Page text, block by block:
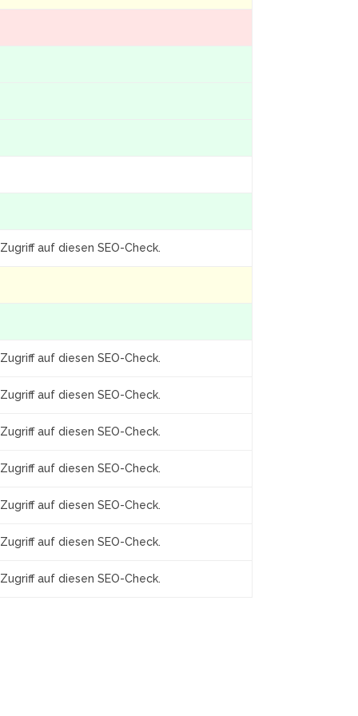
auf diesen SEO-Check.
auf diesen SEO-Check.
auf diesen SEO-Check.
auf diesen SEO-Check.
auf diesen SEO-Check.
auf diesen SEO-Check.
auf diesen SEO-Check.
auf diesen SEO-Check.